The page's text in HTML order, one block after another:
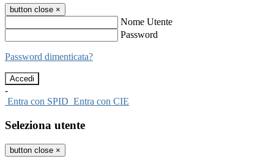
button close ×
Nome Utente
Password
Password dimenticata?
-
Entra con SPID Entra con CIE
Seleziona utente
button close ×